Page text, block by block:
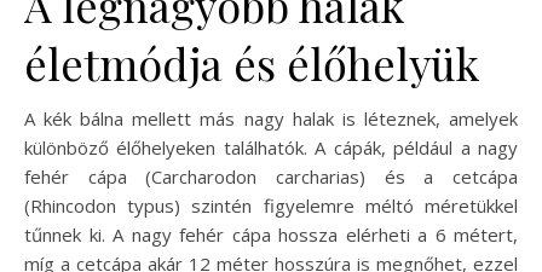
életmódja és élőhelyük
A kék bálna mellett más nagy halak is léteznek, amelyek
különböző élőhelyeken találhatók. A cápák, például a nagy
fehér cápa (Carcharodon carcharias) és a cetcápa
(Rhincodon typus) szintén figyelemre méltó méretükkel
tűnnek ki. A nagy fehér cápa hossza elérheti a 6 métert,
míg a cetcápa akár 12 méter hosszúra is megnőhet, ezzel